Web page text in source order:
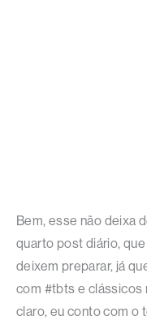
Bem, esse não deixa
quarto post diário,
deixem preparar, já
com #tbts e clássicos
claro, eu conto com o